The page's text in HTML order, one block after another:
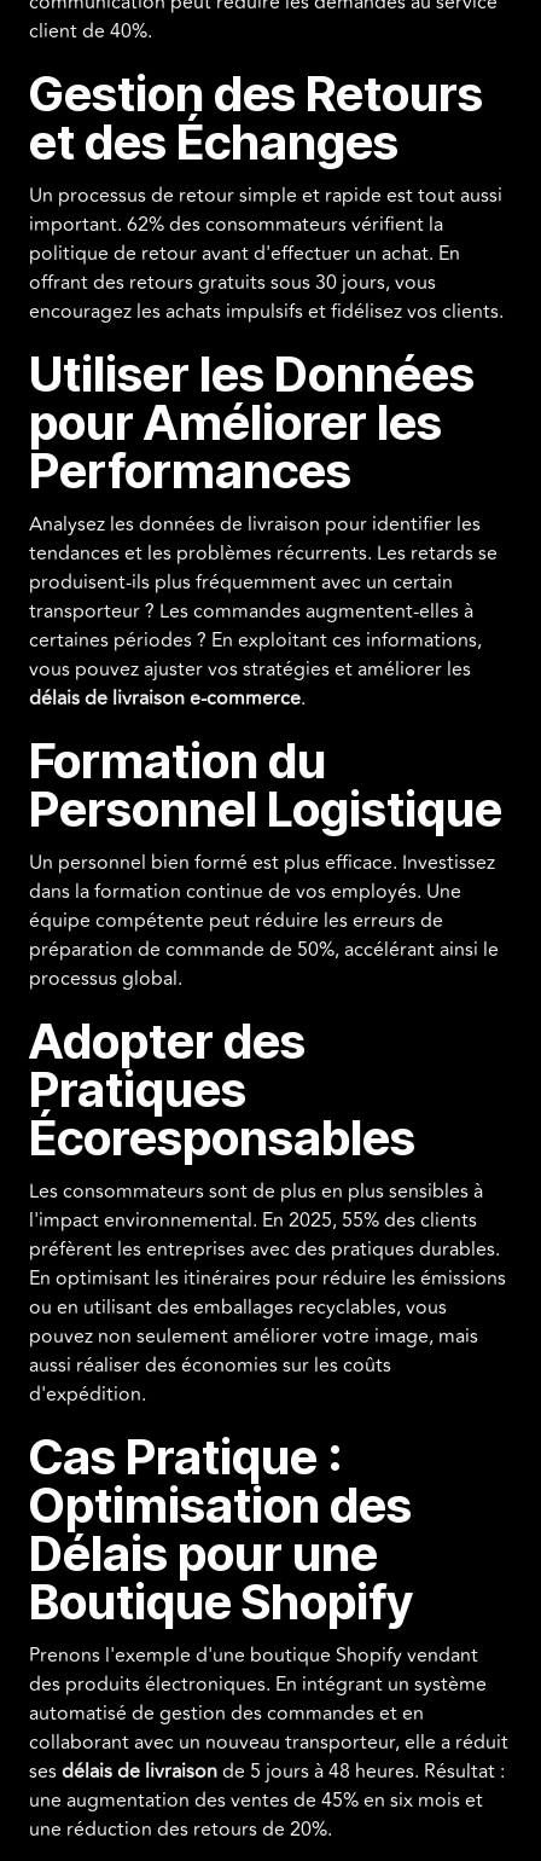
client de 40%.
Gestion des Retours
et des Échanges
Un processus de retour simple et rapide est tout aussi
important. 62% des consommateurs vérifient la
politique de retour avant d'effectuer un achat. En
offrant des retours gratuits sous 30 jours, vous
encouragez les achats impulsifs et fidélisez vos clients.
Utiliser les Données
pour Améliorer les
Performances
Analysez les données de livraison pour identifier les
tendances et les problèmes récurrents. Les retards se
produisent-ils plus fréquemment avec un certain
transporteur ? Les commandes augmentent-elles à
certaines périodes ? En exploitant ces informations,
vous pouvez ajuster vos stratégies et améliorer les
délais de livraison e-commerce.
Formation du
Personnel Logistique
Un personnel bien formé est plus efficace. Investissez
dans la formation continue de vos employés. Une
équipe compétente peut réduire les erreurs de
préparation de commande de 50%, accélérant ainsi le
processus global.
Adopter des
Pratiques
Écoresponsables
Les consommateurs sont de plus en plus sensibles à
l'impact environnemental. En 2025, 55% des clients
préfèrent les entreprises avec des pratiques durables.
En optimisant les itinéraires pour réduire les émissions
ou en utilisant des emballages recyclables, vous
pouvez non seulement améliorer votre image, mais
aussi réaliser des économies sur les coûts
d'expédition.
Cas Pratique :
Optimisation des
Délais pour une
Boutique Shopify
Prenons l'exemple d'une boutique Shopify vendant
des produits électroniques. En intégrant un système
automatisé de gestion des commandes et en
collaborant avec un nouveau transporteur, elle a réduit
sesdélais de livraisonde 5 jours à 48 heures. Résultat :
une augmentation des ventes de 45% en six mois et
une réduction des retours de 20%.